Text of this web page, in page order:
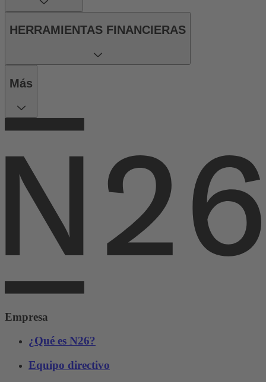
HERRAMIENTAS FINANCIERAS
Más
Empresa
¿Qué es N26?
Equipo directivo